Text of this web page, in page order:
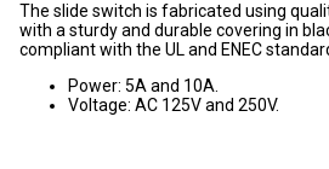
The slide switch is fabricated using
with a sturdy and durable covering in
compliant with the UL and ENEC
Power: 5A and 10A.
Voltage: AC 125V and 250V.